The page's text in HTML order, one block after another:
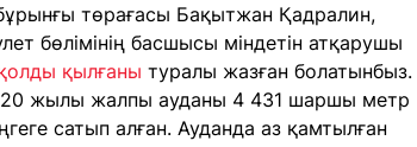
төрағасы Бақытжан Қадралин,
бөлімінің басшысы міндетін атқарушы
қылғаны туралы жазған болатынбыз.
жылы жалпы ауданы 4 431 шаршы метр
сатып алған. Ауданда аз қамтылған